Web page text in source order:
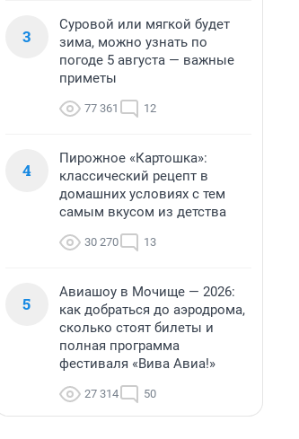
3
Суровой или мягкой будет
зима, можно узнать по
погоде 5 августа — важные
приметы
77 361 12
4
Пирожное «Картошка»:
классический рецепт в
домашних условиях с тем
самым вкусом из детства
30 270 13
5
Авиашоу в Мочище — 2026:
как добраться до аэродрома,
сколько стоят билеты и
полная программа
фестиваля «Вива Авиа!»
27 314 50